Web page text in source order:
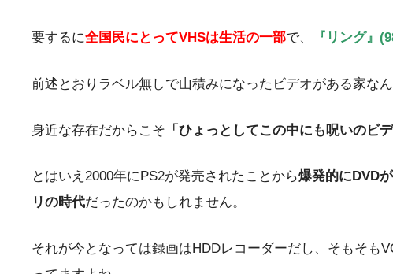
要するに全国民にとってVHSは生活の一部で、 『リング』
前述とおりラベル無しで山積みになったビデオがある家な
身近な存在だからこそ 「ひょっとしてこの中にも呪いのビ
とはいえ2000年にPS2が発売されたことから爆発的にDVD
リの時代だったのかもしれません。
それが今となっては録画はHDDレコーダーだし、そもそも